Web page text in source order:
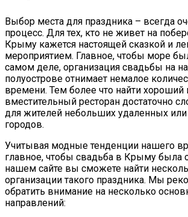
Выбор места для праздника – всегда
процесс. Для тех, кто не живет на
Крыму кажется настоящей сказкой и
мероприятием. Главное, чтобы море
самом деле, организация свадьбы на
полуострове отнимает немалое
времени. Тем более что найти хороший
вместительный ресторан достаточно
для жителей небольших удаленных
городов.
Учитывая модные тенденции нашего
главное, чтобы свадьба в Крыму была
нашем сайте вы сможете найти
организации такого праздника. Мы
обратить внимание на несколько
направлений: